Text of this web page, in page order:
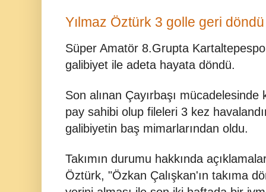
Yılmaz Öztürk 3 golle geri döndü
Süper Amatör 8.Grupta
galibiyet ile adeta hayata döndü.
Son alınan Çayırbaşı
pay sahibi olup fileleri 3 kez
galibiyetin baş mimarlarından oldu.
Takımın durumu hakkında
Öztürk, "Özkan Çalışkan'ın takıma